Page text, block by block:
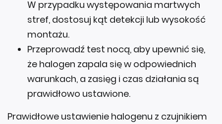
W przypadku występowania martwych
stref, dostosuj kąt detekcji lub wysokość
montażu.
Przeprowadź test nocą, aby upewnić się,
że halogen zapala się w odpowiednich
warunkach, a zasięg i czas działania są
prawidłowo ustawione.
Prawidłowe ustawienie halogenu z czujnikiem